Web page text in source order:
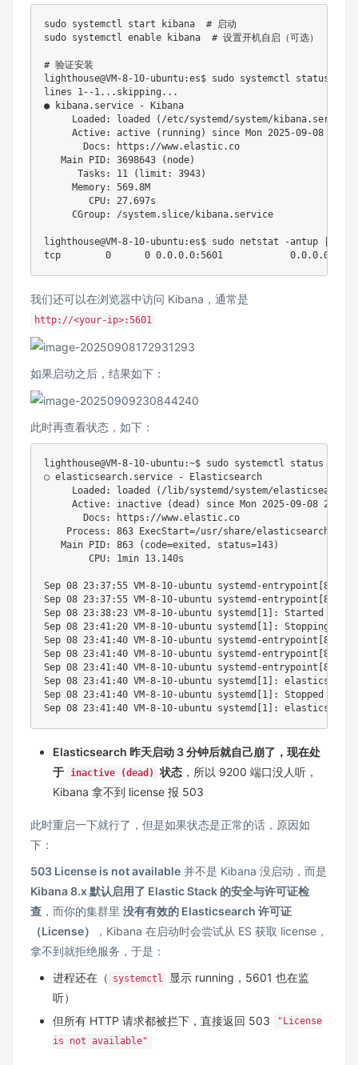
sudo systemctl start kibana # 启动
sudo systemctl enable kibana # 设置开机自启（可选）
# 验证安装
lighthouse@VM-8-10-ubuntu:es$ sudo systemctl status
lines 1--1.. .skipping .. .
● kibana.service - Kibana
     Loaded: loaded
( /etc/systemd/system/kibana.service
     Active: active
( running ) since Mon 2025-09-08
       Docs: https://www.elastic.co
   Main PID:
3698643 ( node)
      Tasks:
11 ( limit: 3943)
     Memory:
569.8M
        CPU:
27.697s
     CGroup: /system.slice/kibana.service
lighthouse@VM-8-10-ubuntu:es$ sudo netstat -antup
tcp 0 0 0.0.0.0:5601 0.0.0.0:*
我们还可以在浏览器中访问 Kibana，通常是
http://<your-ip>:5601
如果启动之后，结果如下：
此时再查看状态，如下：
lighthouse@VM-8-10-ubuntu:~$ sudo systemctl status
○ elasticsearch.service - Elasticsearch
     Loaded: loaded
( /lib/systemd/system/
     Active: inactive
(dead ) since Mon 2025-09-08 23
       Docs: https://www.elastic.co
    Process:
863 ExecStart=/usr/share/elasticsearch/
   Main PID:
863 ( code=exited, status=143)
        CPU: 1min
13.140s
Sep 08 23:37:55 VM-8-10-ubuntu systemd-entrypoint 863
Sep 08 23:37:55 VM-8-10-ubuntu systemd-entrypoint 863
Sep 08 23:38:23 VM-8-10-ubuntu systemd 1
: Started
Sep 08 23:41:20 VM-8-10-ubuntu systemd 1
: Stopping
Sep 08 23:41:40 VM-8-10-ubuntu systemd-entrypoint 863
Sep 08 23:41:40 VM-8-10-ubuntu systemd-entrypoint 863
Sep 08 23:41:40 VM-8-10-ubuntu systemd-entrypoint 863
Sep 08 23:41:40 VM-8-10-ubuntu systemd 1
:
Sep 08 23:41:40 VM-8-10-ubuntu systemd 1
: Stopped
Sep 08 23:41:40 VM-8-10-ubuntu systemd 1 :
Elasticsearch 昨天启动 3 分钟后就自己崩了，现在处
于 inactive (dead) 状态 ，所以 9200 端口没人听，
Kibana 拿不到 license 报 503
此时重启一下就行了，但是如果状态是正常的话，原因如
下：
503 License is not available 并不是 Kibana 没启动，而是
Kibana 8.x 默认启用了 Elastic Stack 的安全与许可证检
查 ，而你的集群里 没有有效的 Elasticsearch 许可证
（License）
，Kibana 在启动时会尝试从 ES 获取 license，
拿不到就拒绝服务，于是：
进程还在（ systemctl
显示 running，5601 也在监
听）
但所有 HTTP 请求都被拦下，直接返回 503
"License
is not available"